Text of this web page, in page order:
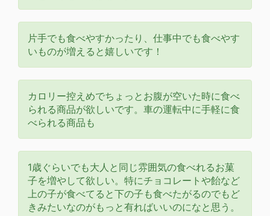
片手でも食べやすかったり、仕事中でも食べやす
いものが増えると嬉しいです！
カロリー控えめでちょっとお腹が空いた時に食べ
られる商品が欲しいです。車の運転中に手軽に食
べられる商品も
1歳ぐらいでも大人と同じ雰囲気の食べれるお菓
子を増やして欲しい。特にチョコレートや飴など
上の子が食べてると下の子も食べたがるのでもど
きみたいなのがもっと有ればいいのになと思う。